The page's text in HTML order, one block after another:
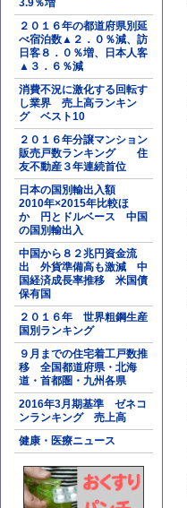
3.9％増
２０１６年の都道府県別延
べ宿泊数▲２．０％減、訪
日客８．０％増、日本人客
▲３．６％減
消費不況に激化する回転す
し業界 売上高ランキン
グ ベスト10
２０１６年分譲マンション
販売戸数ランキング 住
友不動産３年連続首位
日本の国別輸出入額
2010年×2015年比較ほ
か 円とドルベース 中国
の国別輸出入
中国から８２兆円資金流
出 外貨準備高も激減 中
国経済成長率推移 米国債
保有国
２０１６年 世界粗鋼生産
国別ランキング
９月までの住宅着工戸数推
移 全国都道府県・北海
道・首都圏・九州各県
2016年3月期基準 ゼネコ
ンランキング 売上高
健康・医療ニュース